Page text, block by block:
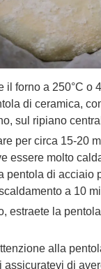
il forno a 250°C o
di ceramica,
sul ripiano
per circa 15-20
essere molto
pentola di acciaio
a 10
estraete la
alla
assicuratevi di